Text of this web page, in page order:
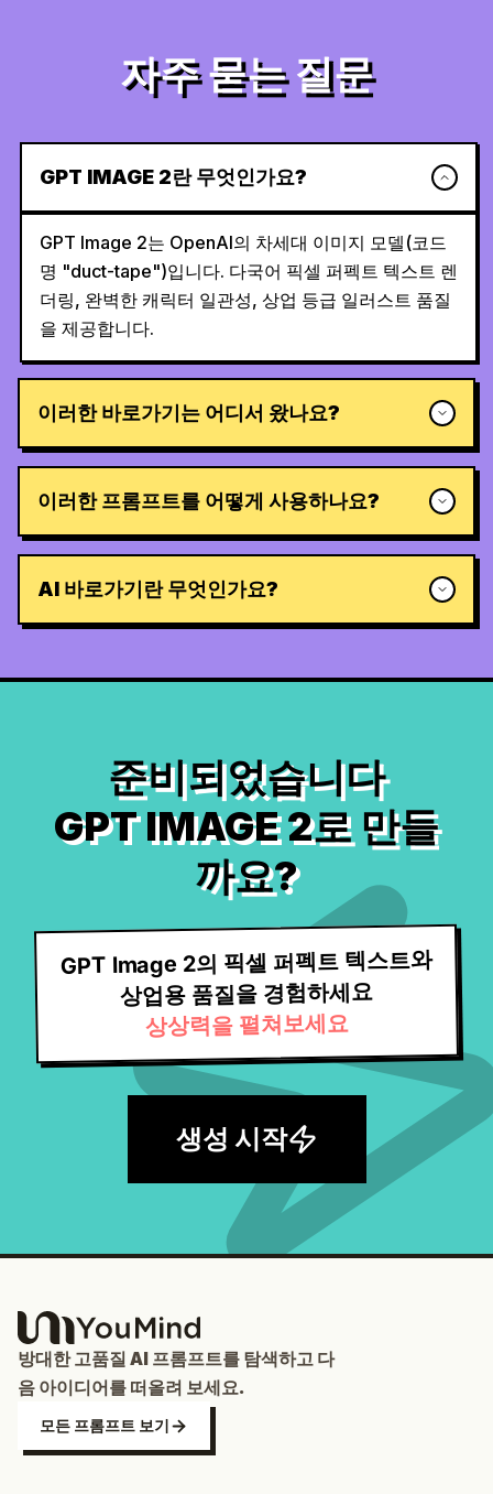
자주 묻는 질문
GPT IMAGE 2란 무엇인가요?
GPT Image 2는 OpenAI의 차세대 이미지 모델(코드
명 "duct-tape")입니다. 다국어 픽셀 퍼펙트 텍스트 렌
더링, 완벽한 캐릭터 일관성, 상업 등급 일러스트 품질
을 제공합니다.
이러한 바로가기는 어디서 왔나요?
이러한 프롬프트를 어떻게 사용하나요?
AI 바로가기란 무엇인가요?
준비되었습니다
GPT IMAGE 2로 만들
까요?
GPT Image 2의 픽셀 퍼펙트 텍스트와
상업용 품질을 경험하세요
상상력을 펼쳐보세요
생성 시작
방대한 고품질 AI 프롬프트를 탐색하고 다
음 아이디어를 떠올려 보세요.
모든 프롬프트 보기